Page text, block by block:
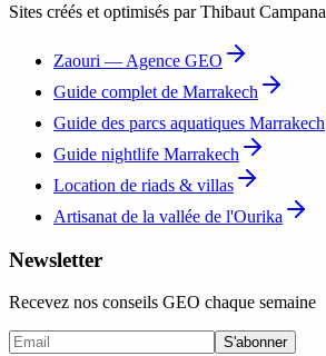
Sites créés et optimisés par Thibaut Campana
Zaouri — Agence GEO
Guide complet de Marrakech
Guide des parcs aquatiques Marrakech
Guide nightlife Marrakech
Location de riads & villas
Artisanat de la vallée de l'Ourika
Newsletter
Recevez nos conseils GEO chaque semaine
S'abonner